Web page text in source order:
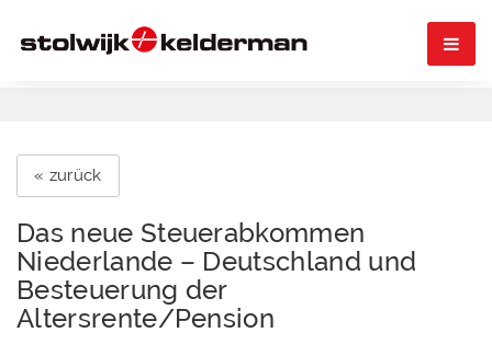

« zurück
Das neue Steuerabkommen
Niederlande – Deutschland und
Besteuerung der
Altersrente/Pension